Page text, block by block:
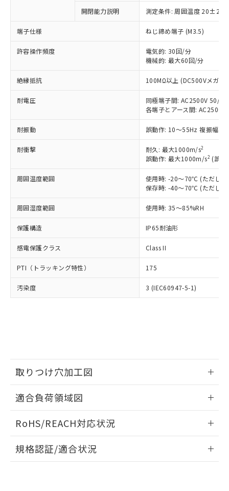
開閉能力説明 測定条件: 周囲温度 20±2℃
端子仕様 ねじ締め端子 (M3.5)
許容操作頻度
電気的: 30回/分
機械的: 最大60回/分
絶縁抵抗 100MΩ以上 (DC500Vメガ)
耐電圧
同極端子間: AC2500V 50/
各端子とアース間:
耐振動 誤動作: 10～55Hz 複振幅
耐衝撃 耐久: 最大1000m/s2
誤動作: 最大1000m/s2 (誤動
周囲温度範囲
使用時: -20～70℃ (ただし、
保存時: -40～70℃ (ただし、
周囲湿度範囲 使用時: 35～85%RH
保護構造 IP65耐油形
感電保護クラス Class II
PTI（トラッキング特性） 175
汚染度 3 (IEC60947-5-1)
取りつけ穴加工図
適合負荷領域図
RoHS/REACH対応状況
EU RoHS 注意事項・凡例
規格認証/適合状況
以下の条件をお読みいただき、同意のうえ
ご利用ください。
本サービスは、当社制御機器事業取扱
商品の当社在庫状況および標準価格
(税抜)を提供させていただくもので
当社制御機器事業取扱商品の中には、
本サービスの対象外となる商品もある
在庫状況および標準価格照会結果は、
記載している更新日時点での社内デー
タに基づき作成されるものであり、閲
覧された時点での実際の在庫および標
準価格とは異なる場合があることをご
正式な納期状況および標準価格はお客
様のお取引先、またはお客様担当のオ
ムロン制御機器販売店・当社販売員に
オムロン制御機器販売店や当社販売拠
」をご確認
在庫状況および標準価格結果を当社の
事前の承諾なく第三者に漏洩または開
示しないようお願いします。
マイパーツ機能（部品リスト作成サー
ビス）をご利用いただくには、I-Web
品・サービスに関するお客様との取
引・商談に必要な範囲で利用すること
をご了承ください。
の共同利用に関して"
用者の範囲」に記載されている法人を
指します。
非含有に非対応の商品で、対応品を出す予
調査・確認中：EU RoHS指令（10物質）の
非含有の対応状況を調査中または確認中の
商品です。
非該当品：ライセンス料など無形物で、有
害物質有無と関係のない商品です。
仕入先様の事情により、非含有部品として
いたものが、含有品と判明した場合などや
むを得ず変更することがあります。
鉛(Pb) 1000ppm以下、 水銀(Hg) 1000ppm以下、 カド
六価クロム(Cr(Ⅵ)) 1000ppm以下、ポリ臭化ビフェニル
類(PBB) 1000ppm以下、ポリ臭化ジフェニルエーテル類
(PBDE) 1000ppm以下、フタル酸ビス(2-エチルヘキシ
ル) (DEHP)(別名：DOP) 1000ppm以下、フタル酸ブチ
ルベンジル（BBP） 1000ppm以下、フタル酸ジブチル
（DBP） 1000ppm以下、フタル酸ジイソブチル
適用除外項目は除く。
フタル酸エステル類の４物質については閾値を超える意
図的な使用がないことを確認しています。
部品在庫の切り替え状況などにより、予定
EU RoHS指令（10物質）の非含有証明書
51物質の非含有証明書（当社基準）
るもので、過去に遡って非含有を証明する
ものではありません。
また、RoHS指令のフタル酸エステル類４
物質の対応では、対応完了までの期間は出
荷製品に未対応品が混在することから備考
「○」：最大均質材料含有率が中国RoHSの
基準値以下であることを示します。
「×」：最大均質材料含有率が中国RoHSの
基準値を超えていることを示します。
「－」：未確認です。当社販売部門へお問
*中国RoHS10物質の基準値 (GB/T26572)：
Pb(鉛) :1000ppm、 Hg(水銀) : 1000ppm、 Cd(カドミウ
Cr(Ⅵ)(六価クロム) : 1000ppm、 PBBs(ポリ臭化ビフェ
DBP(フタル酸ジブチル) : 1000ppm、 DIBP(フタル酸ジ
イソブチル) : 1000ppm、 BBP(フタル酸ブチルベンジ
DEHP(フタル酸ビス(2-エチルヘキシル)) : 1000ppm
※2 環境保護使用期限
「ｅ」：有害物質（10物質）のすべてが基
準値以下であることを示します。
「10」：通常の使用状況下において有害物
質が外部に漏えいし、環境に深刻な影響を
及ぼさない年数を意味します。
当社は、これら貴社製品のうち、外国
為替および外国貿易法に定める商品
（以下｢規制貨物等」という）を輸出
または国外への提供する場合は、日本
国政府の輸出許可(または役務取引許
可)を取得するなどの必要な手続きを
当社は規制貨物を破棄する場合は、完
全に破砕するなど、違法に輸出されな
いよう必要な手段を講じます。
当社は貴社製品を、核兵器、ミサイ
ル、化学兵器、生物兵器またはその他
武器並びにこれらの製造装置等に一切
当社は、貴社製品を第三者に販売する
場合は、上記1、2および3の内容を当
該第三者に通知します。また当社は、
販売先および販売に係わる関係者が違
法に輸出するおそれがある場合は、取
り引きをいたしません。
一定数以上の在庫あり
一定数には満たないが在庫あり
在庫なし(最新の在庫状況につ
いては、お客様のお取引先、ま
たはお客様担当のオムロン制御
機器販売店・当社販売員にご確
受注生産機種、また在庫状況の
情報を公開していない機種